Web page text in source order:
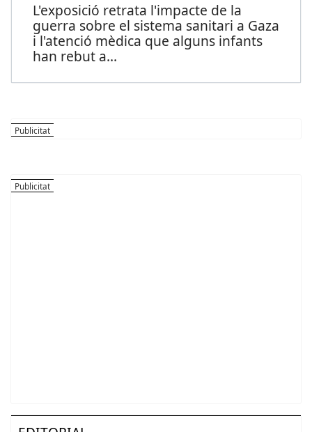
L'exposició retrata l'impacte de la
guerra sobre el sistema sanitari a Gaza
i l'atenció mèdica que alguns infants
han rebut a...